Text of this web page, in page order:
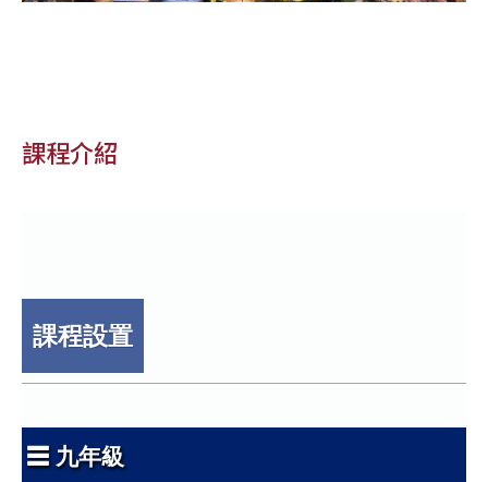
課程介紹
課程設置
☰ 九年級